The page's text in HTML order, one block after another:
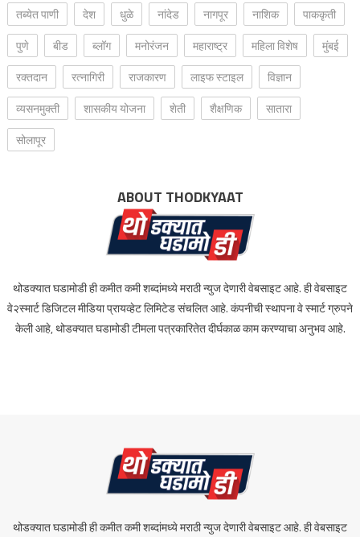
तब्येत पाणी
देश धुळे नांदेड नागपूर नाशिक
पाककृती
पुणे
बीड ब्लॉग मनोरंजन महाराष्ट्र महिला विशेष
मुंबई
रक्‍तदान
रत्नागिरी राजकारण लाइफ स्टाइल
विज्ञान
व्यसनमुक्ती
शासकीय योजना शेती शैक्षणिक
सातारा
सोलापूर
ABOUT THODKYAAT
थोडक्यात घडामोडी ही कमीत कमी शब्दांमध्ये मराठी न्युज देणारी वेबसाइट आहे. ही वेबसाइट
वे२स्मार्ट डिजिटल मीडिया प्रायव्हेट लिमिटेड संचलित आहे. कंपनीची स्थापना वे स्मार्ट ग्रुपने
केली आहे, थोडक्यात घडामोडी टीमला पत्रकारितेत दीर्घकाळ काम करण्याचा अनुभव आहे.
थोडक्यात घडामोडी ही कमीत कमी शब्दांमध्ये मराठी न्युज देणारी वेबसाइट आहे. ही वेबसाइट